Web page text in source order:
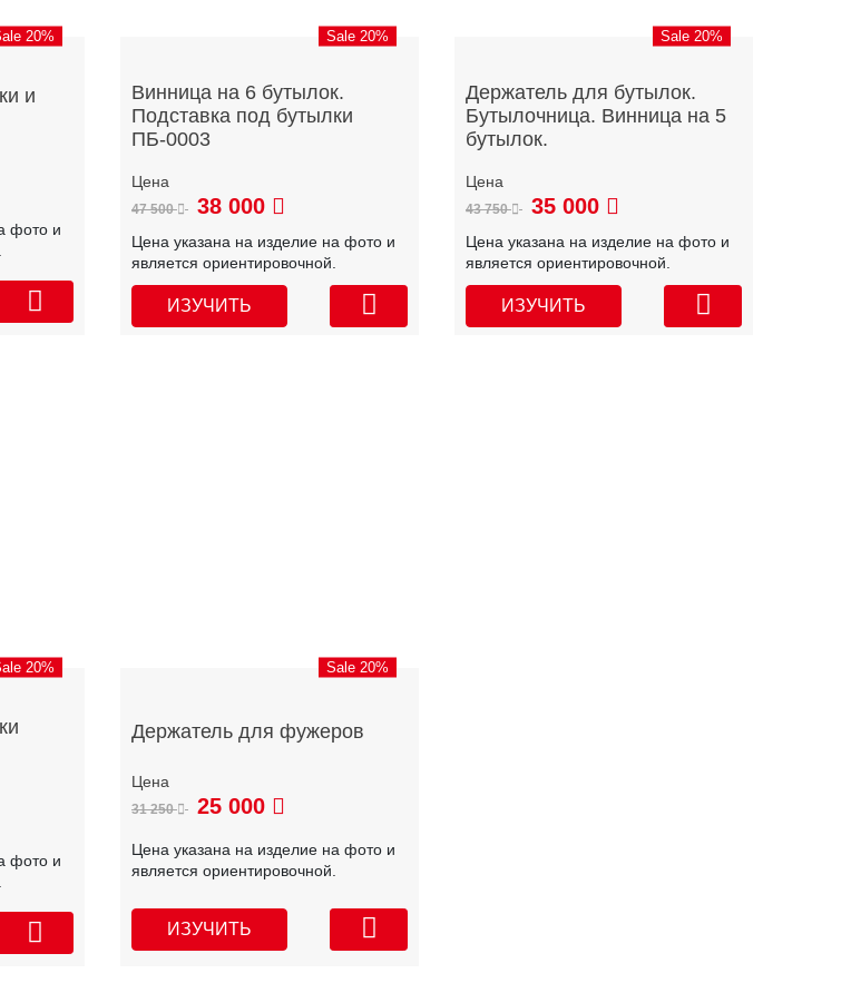
20%
и
фото и
Sale 20%
Винница на 6 бутылок.
Подставка под бутылки
ПБ-0003
47 500 38 000
Цена указана на изделие на фото и
является ориентировочной.
ИЗУЧИТЬ
Sale 20%
Держатель для бутылок.
Бутылочница. Винница на 5
бутылок.
43 750 35 000
Цена указана на изделие на фото и
является ориентировочной.
ИЗУЧИТЬ
20%
фото и
Sale 20%
Держатель для фужеров
31 250 25 000
Цена указана на изделие на фото и
является ориентировочной.
ИЗУЧИТЬ